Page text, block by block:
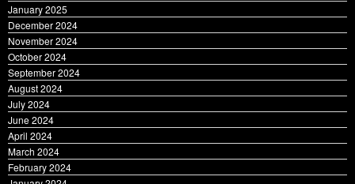
December 2024
November 2024
October 2024
September 2024
August 2024
July 2024
June 2024
April 2024
March 2024
February 2024
January 2024
December 2023